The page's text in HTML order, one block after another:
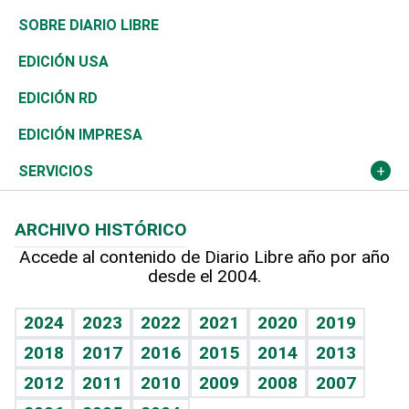
José Boquete
Reportajes
Asia
África
Ocenanía
Caribe
Resto del mundo
Consumo
Vivienda
Telecom.
Global y variable
Economía personal
Belleza
Buena Vida
Sociales
Novedades
Podcast Arte Libre
Hablando con el pediatra
Vida y familia
Eñe
Celebrando la vida
Golf
Ciclismo
Tenis
Olimpismo
Más deportes
TBT Deportivo
De buena tinta
En Directo
El Espía
Noticiero Poteleche
Columnistas
Más firmas
Clima
Tecnología
Historia
Martes de tecnología
Cambio climático
Mundo
Economía
Revista
Deportes
Opinión
Hecho en casa
Guía del dinero
SOBRE DIARIO LIBRE
EDICIÓN USA
EDICIÓN RD
EDICIÓN IMPRESA
SERVICIOS
Cumpleaños
Horóscopos
Crucigramas
ARCHIVO HISTÓRICO
Accede al contenido de Diario Libre año por año
desde el 2004.
2024 2023 2022 2021 2020
2019
2018
2017 2016 2015 2014
2013
2012
2011 2010 2009 2008
2007